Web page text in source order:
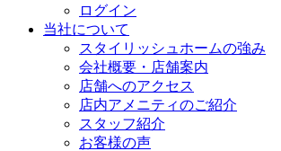
ログイン
当社について
スタイリッシュホームの強み
会社概要・店舗案内
店舗へのアクセス
店内アメニティのご紹介
スタッフ紹介
お客様の声